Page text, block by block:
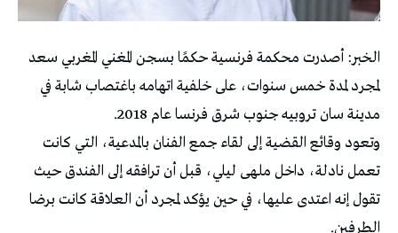
الخبر: أصدرت محكمة فرنسية حكمًا بسجن المغني المغربي سعد
لمجرد لمدة خمس سنوات، على خلفية اتهامه باغتصاب شابة في
مدينة سان تروبيه جنوب شرق فرنسا عام 2018.
وتعود وقائع القضية إلى لقاء جمع الفنان بالمدعية، التي كانت
تعمل نادلة، داخل ملهى ليلي، قبل أن ترافقه إلى الفندق حيث
تقول إنه اعتدى عليها، في حين يؤكد لمجرد أن العلاقة كانت برضا
الطرفين.